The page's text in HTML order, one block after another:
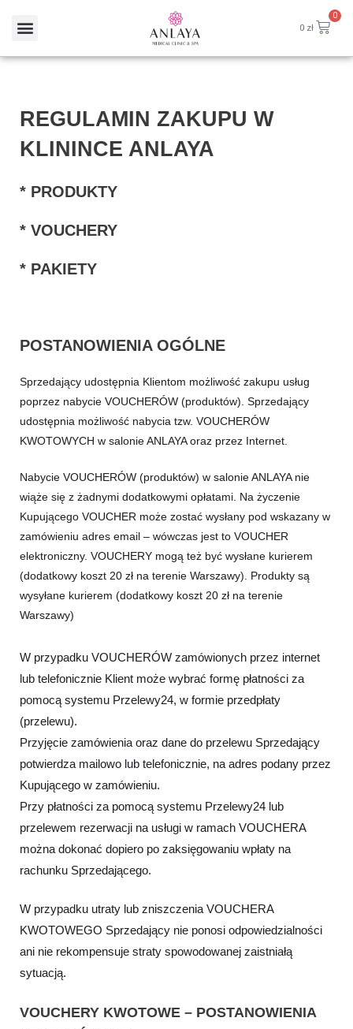
0 zł
0
REGULAMIN ZAKUPU W
KLININCE ANLAYA
* PRODUKTY
* VOUCHERY
* PAKIETY
POSTANOWIENIA OGÓLNE
Sprzedający udostępnia Klientom możliwość zakupu usług
poprzez nabycie VOUCHERÓW (produktów). Sprzedający
udostępnia możliwość nabycia tzw. VOUCHERÓW
KWOTOWYCH w salonie ANLAYA oraz przez Internet.
Nabycie VOUCHERÓW (produktów) w salonie ANLAYA nie
wiąże się z żadnymi dodatkowymi opłatami. Na życzenie
Kupującego VOUCHER może zostać wysłany pod wskazany w
zamówieniu adres email – wówczas jest to VOUCHER
elektroniczny. VOUCHERY mogą też być wysłane kurierem
(dodatkowy koszt 20 zł na terenie Warszawy). Produkty są
wysyłane kurierem (dodatkowy koszt 20 zł na terenie
Warszawy)
W przypadku VOUCHERÓW zamówionych przez internet
lub telefonicznie Klient może wybrać formę płatności za
pomocą systemu Przelewy24, w formie przedpłaty
(przelewu).
Przyjęcie zamówienia oraz dane do przelewu Sprzedający
potwierdza mailowo lub telefonicznie, na adres podany przez
Kupującego w zamówieniu.
Przy płatności za pomocą systemu Przelewy24 lub
przelewem rezerwacji na usługi w ramach VOUCHERA
można dokonać dopiero po zaksięgowaniu wpłaty na
rachunku Sprzedającego.
W przypadku utraty lub zniszczenia VOUCHERA
KWOTOWEGO Sprzedający nie ponosi odpowiedzialności
ani nie rekompensuje straty spowodowanej zaistniałą
sytuacją.
VOUCHERY KWOTOWE – POSTANOWIENIA